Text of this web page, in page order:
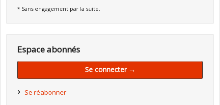
* Sans engagement par la suite.
Espace abonnés
Se connecter →
Se réabonner